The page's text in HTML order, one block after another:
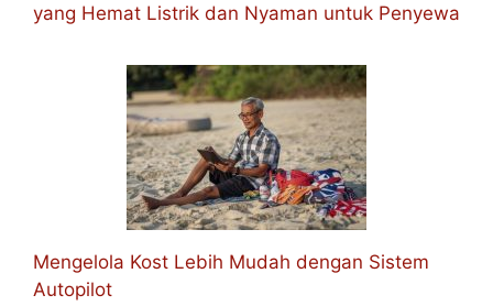
yang Hemat Listrik dan Nyaman untuk Penyewa
Mengelola Kost Lebih Mudah dengan Sistem
Autopilot